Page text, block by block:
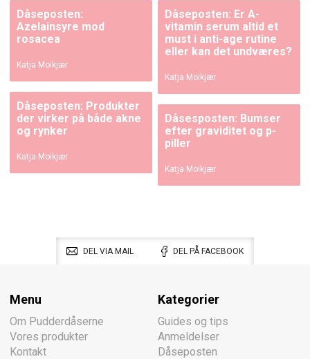
Dåseposten:
Azelainsyre mod
rosacea
Katja Moikjær
Dåseposten: Er A-
vitamin serum altid et
must i anti-age rutine
eller kan det undværes?
Katja Moikjær
Dåseposten: Produkter
der virker på både akne
og rynker
Katja Moikjær
Dåsesposten: Bumser
efter graviditet og p-
piller
Katja Moikjær
DEL VIA MAIL DEL PÅ FACEBOOK
Menu
Om Pudderdåserne
Vores produkter
Kontakt
Kategorier
Guides og tips
Anmeldelser
Dåseposten